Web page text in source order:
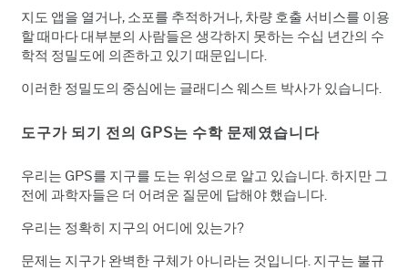
지도 앱을 열거나, 소포를 추적하거나, 차량 호출 서비스를 이용
할 때마다 대부분의 사람들은 생각하지 못하는 수십 년간의 수
학적 정밀도에 의존하고 있기 때문입니다.
이러한 정밀도의 중심에는 글래디스 웨스트 박사가 있습니다.
도구가 되기 전의 GPS는 수학 문제였습니다
우리는 GPS를 지구를 도는 위성으로 알고 있습니다. 하지만 그
전에 과학자들은 더 어려운 질문에 답해야 했습니다.
우리는 정확히 지구의 어디에 있는가?
문제는 지구가 완벽한 구체가 아니라는 것입니다. 지구는 불규